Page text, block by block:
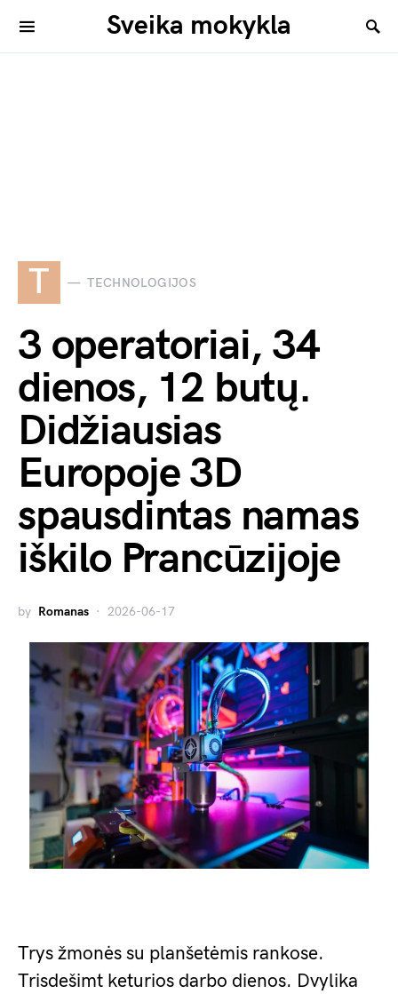
Sveika mokykla
T TECHNOLOGIJOS
3 operatoriai, 34
dienos, 12 butų.
Didžiausias
Europoje 3D
spausdintas namas
iškilo Prancūzijoje
by Romanas 2026-06-17
Trys žmonės su planšetėmis rankose.
Trisdešimt keturios darbo dienos. Dvylika